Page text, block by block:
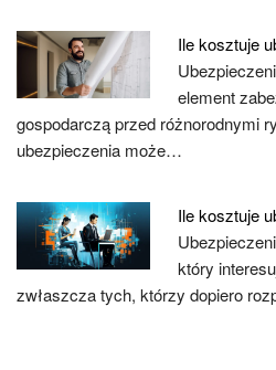
Ile kosztuje
element
gospodarczą przed różnorodnymi
ubezpieczenia może…
Ile kosztuje
który
zwłaszcza tych, którzy dopiero